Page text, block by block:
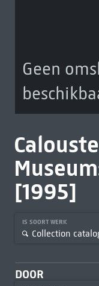
Geen
[1995]
IS SOORT WERK
Collection
DOOR